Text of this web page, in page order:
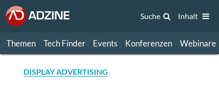
Themen Tech Finder Events Konferenzen Webinare
Suche Inhalt
DISPLAY ADVERTISING